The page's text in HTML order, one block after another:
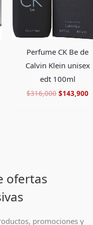
Perfume CK Be de
Calvin Klein unisex
edt 100ml
$316,000 $143,900
ofertas
promociones y